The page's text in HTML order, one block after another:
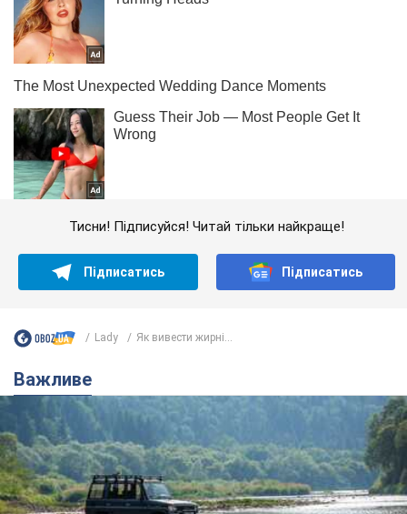
Тисни! Підписуйся! Читай тільки найкраще!
Підписатись Підписатись
Lady Як вивести жирні...
Важливе